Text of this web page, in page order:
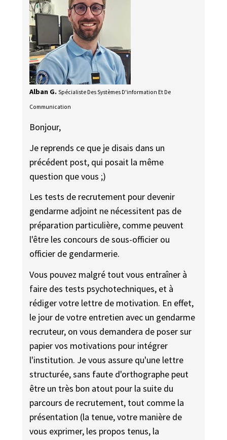
Alban G. Spécialiste Des Systèmes D'information Et De
Communication
Bonjour,
Je reprends ce que je disais dans un
précédent post, qui posait la même
question que vous ;)
Les tests de recrutement pour devenir
gendarme adjoint ne nécessitent pas de
préparation particulière, comme peuvent
l'être les concours de sous-officier ou
officier de gendarmerie.
Vous pouvez malgré tout vous entraîner à
faire des tests psychotechniques, et à
rédiger votre lettre de motivation. En effet,
le jour de votre entretien avec un gendarme
recruteur, on vous demandera de poser sur
papier vos motivations pour intégrer
l'institution. Je vous assure qu'une lettre
structurée, sans faute d'orthographe peut
être un très bon atout pour la suite du
parcours de recrutement, tout comme la
présentation (la tenue, votre manière de
vous exprimer, les propos tenus, la